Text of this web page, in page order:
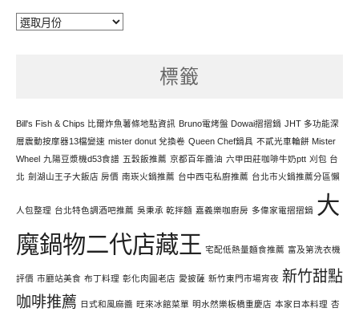
每
標籤
Bill's Fish & Chips 比爾炸魚薯條地點資訊 Bruno電烤盤 Dowai摺摺鍋 JHT 多功能深
層震動按摩器13檔變速 mister donut 兌換卷 Queen Chef鍋具 不貳光車輪餅 Mister
Wheel 九陽豆漿機d53食譜 五穀飯推薦 京都百年醬油 六甲田莊咖啡牛奶ptt 刈包 台
北 劍湖山王子大飯店 房價 南崁火鍋推薦 台中西屯私廚推薦 台北市火鍋推薦分區懶
人包整理 台北特色調酒吧推薦 吳秉承 乾拌麵 嘉義樂咖廚房 多偉家電摺摺鍋 大
魔鍋物二代店藏王 宅配低熱量麵食推薦 富及第洗衣機
評價 市廳站美食 布丁料理 彰化肉圓老店 愛披薩 新竹東門市場宵夜 新竹甜點
咖啡推薦 日式和風麻醬 旺來冰館菜單 明水然樂板橋重慶店 本家日本料理 杏